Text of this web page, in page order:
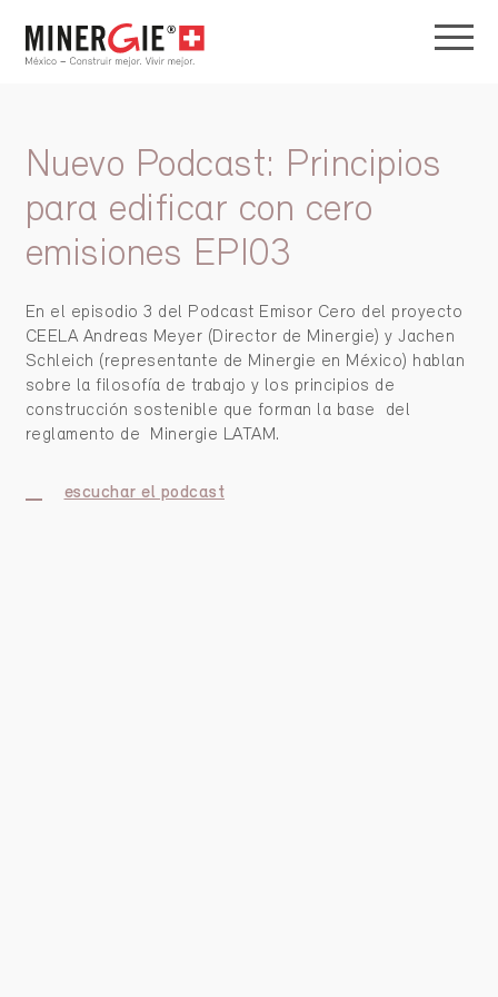
Nuevo Podcast: Principios
para edificar con cero
emisiones EPI03
En el episodio 3 del Podcast Emisor Cero del proyecto
CEELA Andreas Meyer (Director de Minergie) y Jachen
Schleich (representante de Minergie en México) hablan
sobre la filosofía de trabajo y los principios de
construcción sostenible que forman la base
del
reglamento de
Minergie LATAM.
escuchar el podcast